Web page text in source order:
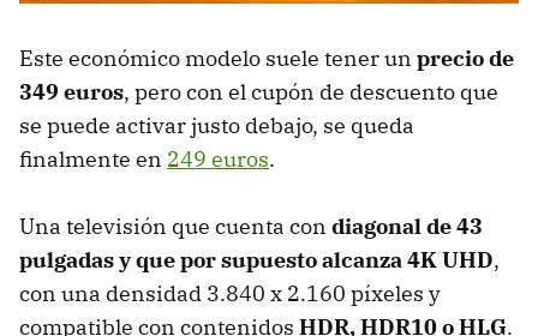
Este económico modelo suele tener un precio de
349 euros, pero con el cupón de descuento que
se puede activar justo debajo, se queda
finalmente en 249 euros.
Una televisión que cuenta con diagonal de 43
pulgadas y que por supuesto alcanza 4K UHD,
con una densidad 3.840 x 2.160 píxeles y
compatible con contenidos HDR, HDR10 o HLG.